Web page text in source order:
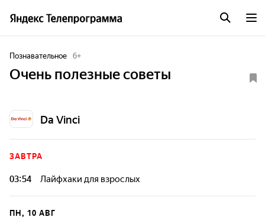
Познавательное 6+
Очень полезные советы
Da Vinci
ЗАВТРА
03:54 Лайфхаки для взрослых
От пузыря-пиццы до самодельных подарков и пранков для
ПН, 10 АВГ